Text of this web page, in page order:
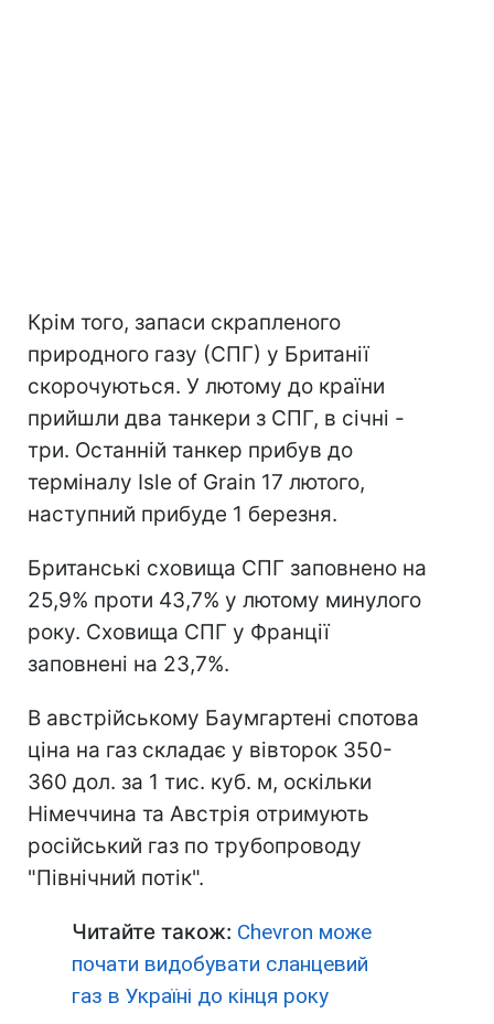
Крім того, запаси скрапленого
природного газу (СПГ) у Британії
скорочуються. У лютому до країни
прийшли два танкери з СПГ, в січні -
три. Останній танкер прибув до
терміналу Isle of Grain 17 лютого,
наступний прибуде 1 березня.
Британські сховища СПГ заповнено на
25,9% проти 43,7% у лютому минулого
року. Сховища СПГ у Франції
заповнені на 23,7%.
В австрійському Баумгартені спотова
ціна на газ складає у вівторок 350-
360 дол. за 1 тис. куб. м, оскільки
Німеччина та Австрія отримують
російський газ по трубопроводу
"Північний потік".
Читайте також: Chevron може
почати видобувати сланцевий
газ в Україні до кінця року